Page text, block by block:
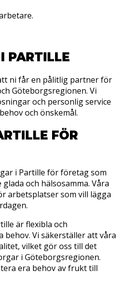
PARTILLE
ni får en pålitlig partner för
Göteborgsregionen. Vi
och personlig service
och önskemål.
FÖR
i Partille för företag som
och hälsosamma. Våra
arbetsplatser som vill lägga
är flexibla och
behov. Vi säkerställer att våra
vilket gör oss till det
i Göteborgsregionen.
era behov av frukt till